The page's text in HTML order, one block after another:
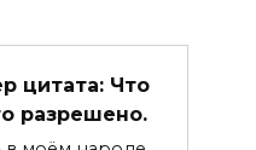
цитата: Что
разрешено.